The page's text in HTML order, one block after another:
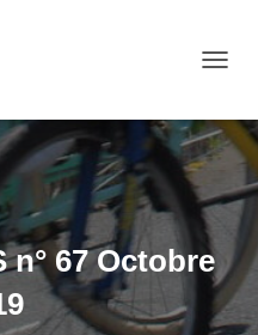
n° 67 Octobre